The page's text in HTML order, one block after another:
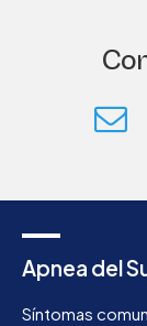
Apnea del
Síntomas